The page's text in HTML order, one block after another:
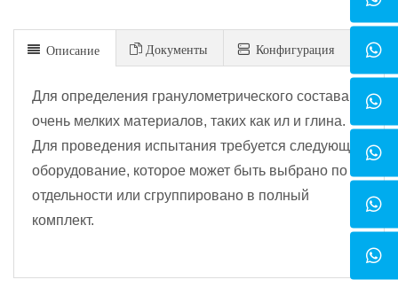
Описание Документы Конфигурация
Для определения гранулометрического состава
очень мелких материалов, таких как ил и глина.
Для проведения испытания требуется следующее
оборудование, которое может быть выбрано по
отдельности или сгруппировано в полный
комплект.